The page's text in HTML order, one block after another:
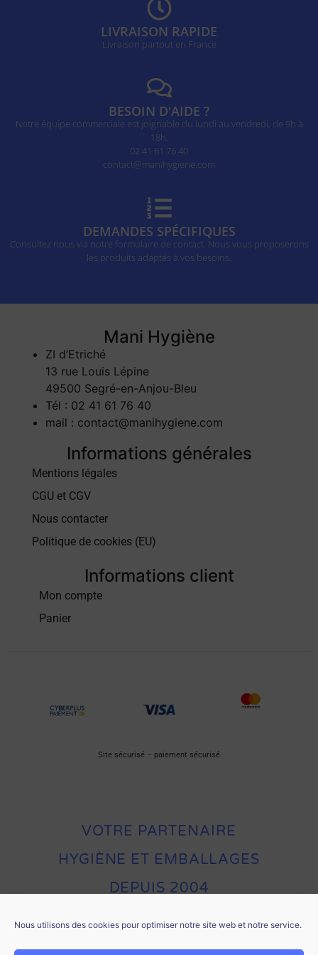
Nous utilisons des cookies pour optimiser notre site web et notre service.
LIVRAISON RAPIDE
Livraison partout en France
BESOIN D'AIDE ?
Notre équipe commerciale est joignable du lundi au vendredi, de 9h à
18h.
02 41 61 76 40
contact@manihygiene.com
DEMANDES SPÉCIFIQUES
Consultez nous via notre formulaire de contact. Nous vous proposerons
les produits adaptés à vos besoins.
Mani Hygiène
ZI d’Etriché
13 rue Louis Lépine
49500 Segré-en-Anjou-Bleu
Tél : 02 41 61 76 40
mail : contact@manihygiene.com
Informations générales
Mentions légales
CGU et CGV
Nous contacter
Politique de cookies (EU)
Informations client
Mon compte
Panier
Site sécurisé – paiement sécurisé
VOTRE PARTENAIRE
HYGIÈNE ET EMBALLAGES
DEPUIS 2004